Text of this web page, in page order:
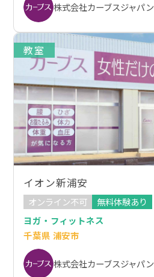
株式会社カーブスジャパン
教室
イオン新浦安
オンライン不可
無料体験あり
ヨガ・フィットネス
千葉県 浦安市
株式会社カーブスジャパン